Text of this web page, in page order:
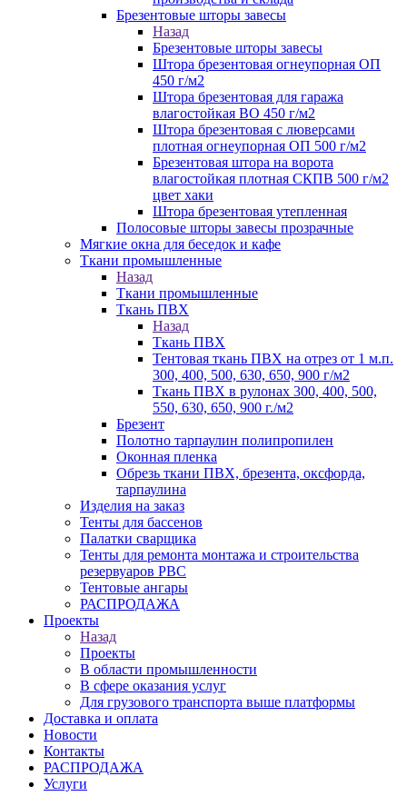
Брезентовые шторы завесы
Назад
Брезентовые шторы завесы
Штора брезентовая огнеупорная ОП
450 г/м2
Штора брезентовая для гаража
влагостойкая ВО 450 г/м2
Штора брезентовая с люверсами
плотная огнеупорная ОП 500 г/м2
Брезентовая штора на ворота
влагостойкая плотная СКПВ 500 г/м2
цвет хаки
Штора брезентовая утепленная
Полосовые шторы завесы прозрачные
Мягкие окна для беседок и кафе
Ткани промышленные
Назад
Ткани промышленные
Ткань ПВХ
Назад
Ткань ПВХ
Тентовая ткань ПВХ на отрез от 1 м.п.
300, 400, 500, 630, 650, 900 г/м2
Ткань ПВХ в рулонах 300, 400, 500,
550, 630, 650, 900 г./м2
Брезент
Полотно тарпаулин полипропилен
Оконная пленка
Обрезь ткани ПВХ, брезента, оксфорда,
тарпаулина
Изделия на заказ
Тенты для бассенов
Палатки сварщика
Тенты для ремонта монтажа и строительства
резервуаров РВС
Тентовые ангары
РАСПРОДАЖА
Проекты
Назад
Проекты
В области промышленности
В сфере оказания услуг
Для грузового транспорта выше платформы
Доставка и оплата
Новости
Контакты
РАСПРОДАЖА
Услуги